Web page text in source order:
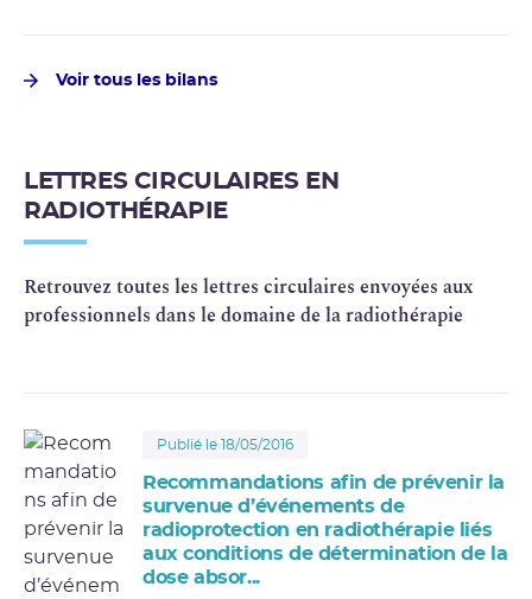
Voir tous les bilans
LETTRES CIRCULAIRES EN
RADIOTHÉRAPIE
Retrouvez toutes les lettres circulaires envoyées aux
professionnels dans le domaine de la radiothérapie
Publié le 18/05/2016
Recommandations afin de prévenir la
survenue d’événements de
radioprotection en radiothérapie liés
aux conditions de détermination de la
dose absor...